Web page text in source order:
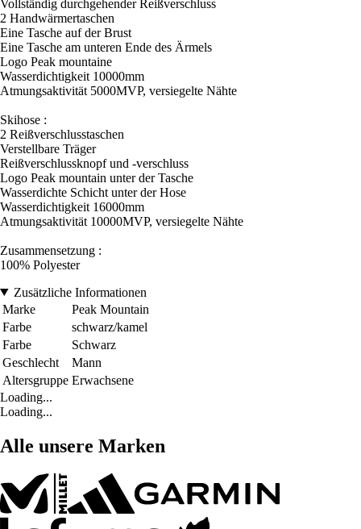
Vollständig durchgehender Reißverschluss
2 Handwärmertaschen
Eine Tasche auf der Brust
Eine Tasche am unteren Ende des Ärmels
Logo Peak mountaine
Wasserdichtigkeit 10000mm
Atmungsaktivität 5000MVP, versiegelte Nähte
Skihose :
2 Reißverschlusstaschen
Verstellbare Träger
Reißverschlussknopf und -verschluss
Logo Peak mountain unter der Tasche
Wasserdichte Schicht unter der Hose
Wasserdichtigkeit 16000mm
Atmungsaktivität 10000MVP, versiegelte Nähte
Zusammensetzung :
100% Polyester
Zusätzliche Informationen
Marke
Peak Mountain
Farbe
schwarz/kamel
Farbe
Schwarz
Geschlecht
Mann
Altersgruppe Erwachsene
Loading...
Loading...
Alle unsere Marken